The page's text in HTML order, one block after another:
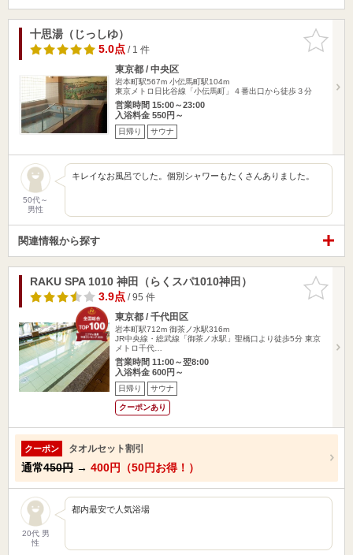
お気に入
りに追加
十思湯（じっしゆ）
5.0点/ 1 件
東京都 / 中央区
岩本町駅567m 小伝馬町駅104m
東京メトロ日比谷線「小伝馬町」４番出口から徒歩３分
営業時間 15:00～23:00
入浴料金 550円～
日帰り サウナ
50代～
男性
キレイなお風呂でした。個別シャワーもたくさんありました。
関連情報から探す
お気に入
りに追加
RAKU SPA 1010 神田（らくスパ1010神田）
3.9点/ 95 件
東京都 / 千代田区
岩本町駅712m 御茶ノ水駅316m
JR中央線・総武線「御茶ノ水駅」聖橋口より徒歩5分 東京
メトロ千代…
営業時間 11:00～翌8:00
入浴料金 600円～
日帰り サウナ
クーポンあり
クーポン タオルセット割引
通常450円 → 400円（50円お得！）
20代 男
性
都内最安で人気浴場